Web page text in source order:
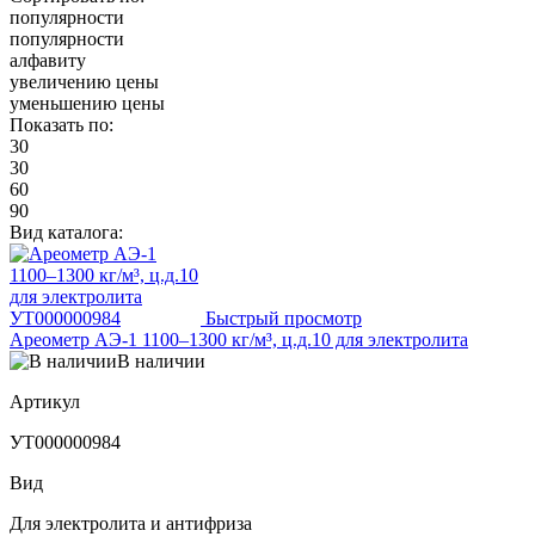
популярности
популярности
алфавиту
увеличению цены
уменьшению цены
Показать по:
30
30
60
90
Вид каталога:
Быстрый просмотр
Ареометр АЭ-1 1100–1300 кг/м³, ц.д.10 для электролита
В наличии
Артикул
УТ000000984
Вид
Для электролита и антифриза